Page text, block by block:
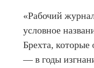
«Рабочий
условное
Брехта, которые
— в годы